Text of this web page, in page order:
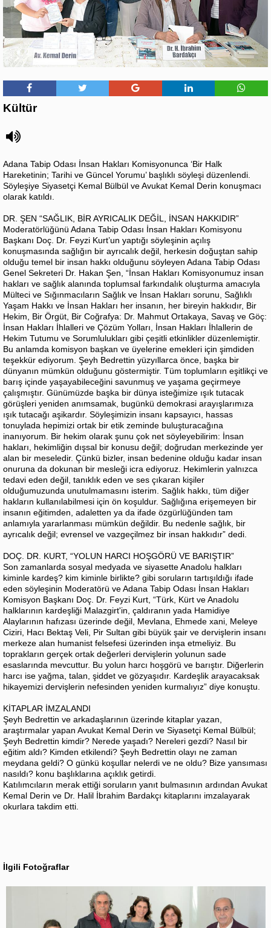
Kültür
Adana Tabip Odası İnsan Hakları Komisyonunca ‘Bir Halk
Hareketinin; Tarihi ve Güncel Yorumu’ başlıklı söyleşi düzenlendi.
Söyleşiye Siyasetçi Kemal Bülbül ve Avukat Kemal Derin konuşmacı
olarak katıldı.
DR. ŞEN “SAĞLIK, BİR AYRICALIK DEĞİL, İNSAN HAKKIDIR”
Moderatörlüğünü Adana Tabip Odası İnsan Hakları Komisyonu
Başkanı Doç. Dr. Feyzi Kurt’un yaptığı söyleşinin açılış
konuşmasında sağlığın bir ayrıcalık değil, herkesin doğuştan sahip
olduğu temel bir insan hakkı olduğunu söyleyen Adana Tabip Odası
Genel Sekreteri Dr. Hakan Şen, “İnsan Hakları Komisyonumuz insan
hakları ve sağlık alanında toplumsal farkındalık oluşturma amacıyla
Mülteci ve Sığınmacıların Sağlık ve İnsan Hakları sorunu, Sağlıklı
Yaşam Hakkı ve İnsan Hakları her insanın, her bireyin hakkıdır, Bir
Hekim, Bir Örgüt, Bir Coğrafya: Dr. Mahmut Ortakaya, Savaş ve Göç:
İnsan Hakları İhlalleri ve Çözüm Yolları, İnsan Hakları İhlallerin de
Hekim Tutumu ve Sorumlulukları gibi çeşitli etkinlikler düzenlemiştir.
Bu anlamda komisyon başkan ve üyelerine emekleri için şimdiden
teşekkür ediyorum. Şeyh Bedrettin yüzyıllarca önce, başka bir
dünyanın mümkün olduğunu göstermiştir. Tüm toplumların eşitlikçi ve
barış içinde yaşayabileceğini savunmuş ve yaşama geçirmeye
çalışmıştır. Günümüzde başka bir dünya isteğimize ışık tutacak
görüşleri yeniden anımsamak, bugünkü demokrasi arayışlarımıza
ışık tutacağı aşikardır. Söyleşimizin insanı kapsayıcı, hassas
tonuylada hepimizi ortak bir etik zeminde buluşturacağına
inanıyorum. Bir hekim olarak şunu çok net söyleyebilirim: İnsan
hakları, hekimliğin dışsal bir konusu değil; doğrudan merkezinde yer
alan bir meseledir. Çünkü bizler, insan bedenine olduğu kadar insan
onuruna da dokunan bir mesleği icra ediyoruz. Hekimlerin yalnızca
tedavi eden değil, tanıklık eden ve ses çıkaran kişiler
olduğumuzunda unutulmamasını isterim. Sağlık hakkı, tüm diğer
hakların kullanılabilmesi için ön koşuldur. Sağlığına erişemeyen bir
insanın eğitimden, adaletten ya da ifade özgürlüğünden tam
anlamıyla yararlanması mümkün değildir. Bu nedenle sağlık, bir
ayrıcalık değil; evrensel ve vazgeçilmez bir insan hakkıdır” dedi.
DOÇ. DR. KURT, “YOLUN HARCI HOŞGÖRÜ VE BARIŞTIR”
Son zamanlarda sosyal medyada ve siyasette Anadolu halkları
kiminle kardeş? kim kiminle birlikte? gibi soruların tartışıldığı ifade
eden söyleşinin Moderatörü ve Adana Tabip Odası İnsan Hakları
Komisyon Başkanı Doç. Dr. Feyzi Kurt, “Türk, Kürt ve Anadolu
halklarının kardeşliği Malazgirt'in, çaldıranın yada Hamidiye
Alaylarının hafızası üzerinde değil, Mevlana, Ehmede xani, Meleye
Ciziri, Hacı Bektaş Veli, Pir Sultan gibi büyük şair ve dervişlerin insanı
merkeze alan humanist felsefesi üzerinden inşa etmeliyiz. Bu
toprakların gerçek ortak değerleri dervişlerin yolunun sade
esaslarında mevcuttur. Bu yolun harcı hoşgörü ve barıştır. Diğerlerin
harcı ise yağma, talan, şiddet ve gözyaşıdır. Kardeşlik arayacaksak
hikayemizi dervişlerin nefesinden yeniden kurmalıyız” diye konuştu.
KİTAPLAR İMZALANDI
Şeyh Bedrettin ve arkadaşlarının üzerinde kitaplar yazan,
araştırmalar yapan Avukat Kemal Derin ve Siyasetçi Kemal Bülbül;
Şeyh Bedrettin kimdir? Nerede yaşadı? Nereleri gezdi? Nasıl bir
eğitim aldı? Kimden etkilendi? Şeyh Bedrettin olayı ne zaman
meydana geldi? O günkü koşullar nelerdi ve ne oldu? Bize yansıması
nasıldı? konu başlıklarına açıklık getirdi.
Katılımcıların merak ettiği soruların yanıt bulmasının ardından Avukat
Kemal Derin ve Dr. Halil İbrahim Bardakçı kitaplarını imzalayarak
okurlara takdim etti.
İlgili Fotoğraflar